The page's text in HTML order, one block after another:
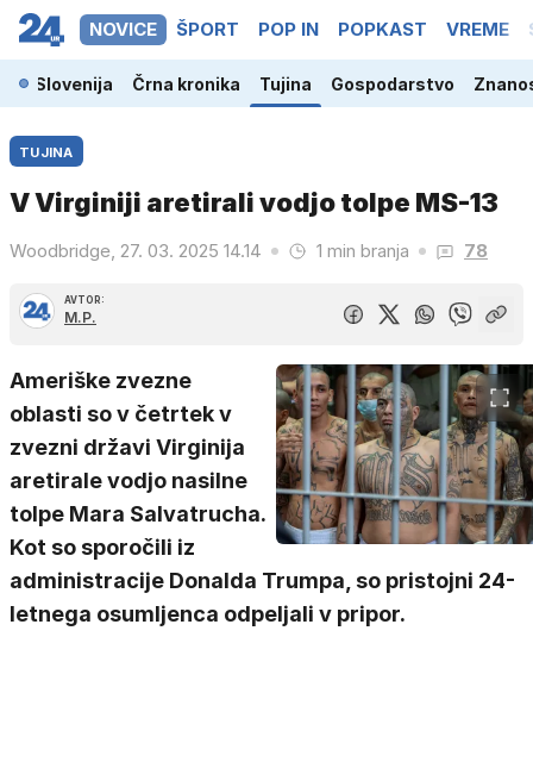
NOVICE ŠPORT POP IN POPKAST VREME
Slovenija Črna kronika Tujina Gospodarstvo
TUJINA
V Virginiji aretirali vodjo tolpe MS-13
Woodbridge, 27. 03. 2025 14.14 1 min branja 78
AVTOR:
M.P.
Ameriške zvezne
oblasti so v četrtek v
zvezni državi Virginija
aretirale vodjo nasilne
tolpe Mara Salvatrucha.
Kot so sporočili iz
administracije Donalda Trumpa, so pristojni 24-
letnega osumljenca odpeljali v pripor.